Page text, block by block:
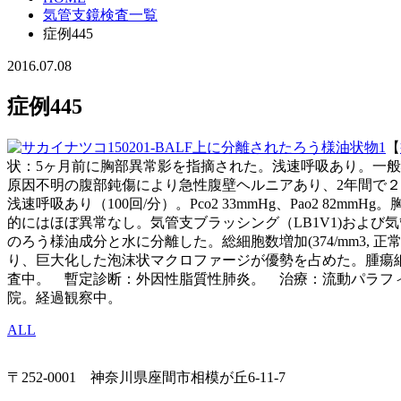
気管支鏡検査一覧
症例445
2016.07.08
症例445
【
状：5ヶ月前に胸部異常影を指摘された。浅速呼吸あり。一
原因不明の腹部鈍傷により急性腹壁ヘルニアあり、2年間で
浅速呼吸あり（100回/分）。Pco2 33mmHg、Pao2
的にはほぼ異常なし。気管支ブラッシング（LB1V1)および
のろう様油成分と水に分離した。総細胞数増加(374/mm3, 正
り、巨大化した泡沫状マクロファージが優勢を占めた。腫
査中。 暫定診断：外因性脂質性肺炎。 治療：流動パラフ
院。経過観察中。
ALL
〒252-0001 神奈川県座間市相模が丘6-11-7